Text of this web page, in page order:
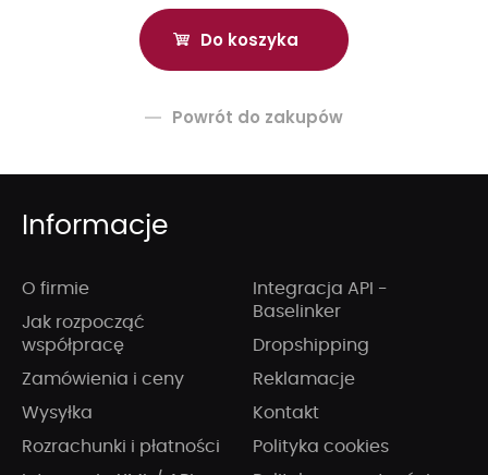
Powrót do zakupów
Informacje
O firmie
Jak rozpocząć
współpracę
Zamówienia i ceny
Wysyłka
Rozrachunki i płatności
Integracja API -
Baselinker
Dropshipping
Reklamacje
Kontakt
Polityka cookies